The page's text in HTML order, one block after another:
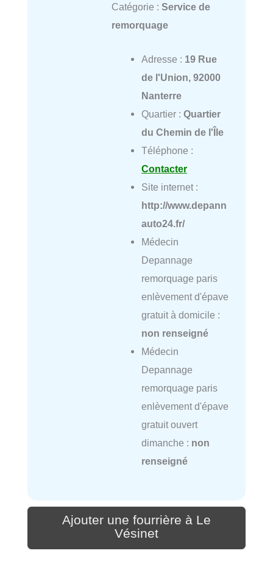
Catégorie : Service de
remorquage
Adresse : 19 Rue
de l'Union, 92000
Nanterre
Quartier : Quartier
du Chemin de l'Île
Téléphone :
Contacter
Site internet :
http://www.depann
auto24.fr/
Médecin
Depannage
remorquage paris
enlèvement d'épave
gratuit à domicile :
non renseigné
Médecin
Depannage
remorquage paris
enlèvement d'épave
gratuit ouvert
dimanche : non
renseigné
Ajouter une fourrière à Le
Vésinet